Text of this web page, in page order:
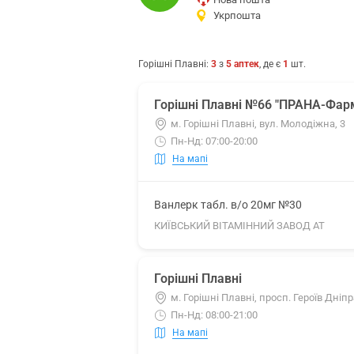
Укрпошта
Горішні Плавні: 3 з 5 аптек, де є 1 шт.
Горішні Плавні №66 "ПРАНА-
м. Горішні Плавні, вул. Молодіжна, 3
Пн-Нд: 07:00-20:00
На мапі
Ванлерк табл. в/о 20мг №30
КИЇВСЬКИЙ ВІТАМІННИЙ ЗАВОД АТ
Горішні Плавні
м. Горішні Плавні, просп. Героїв
Пн-Нд: 08:00-21:00
На мапі